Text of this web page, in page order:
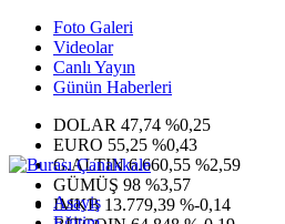
Foto Galeri
Videolar
Canlı Yayın
Günün Haberleri
DOLAR 47,74 %0,25
EURO 55,25 %0,43
G.ALTIN6.660,55 %2,59
GÜMÜŞ 98 %3,57
IMKB 13.779,39 %-0,14
Asayiş